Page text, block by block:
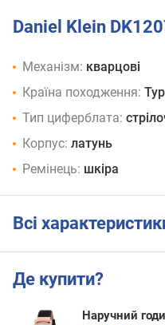
Daniel Klein
Механізм: кварцові
Країна походження:
Тип циферблата:
Корпус: латунь
Ремінець: шкіра
Всі
Де купити?
Наручний